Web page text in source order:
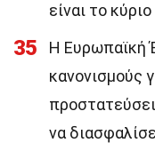
είναι το
35
Η Ευρωπαϊκή
κανονισμούς
να